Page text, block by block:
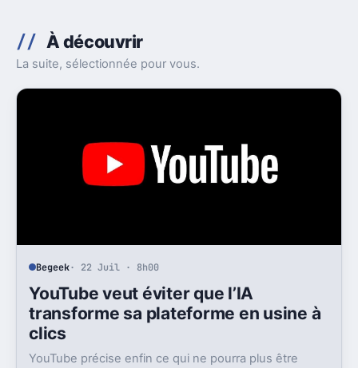
À découvrir
La suite, sélectionnée pour vous.
Begeek· 22 Juil · 8h00
YouTube veut éviter que l’IA
transforme sa plateforme en usine à
clics
YouTube précise enfin ce qui ne pourra plus être